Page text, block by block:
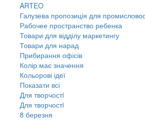
ARTEO
Галузева пропозиція для
Рабочее пространство ребенка
Товари для відділу маркетингу
Товари для нарад
Прибирання офісів
Колір має значення
Кольорові ідеї
Показати всі
Для творчостi
Для творчостi
8 березня